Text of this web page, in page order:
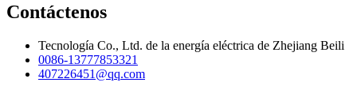
Contáctenos
Tecnología Co., Ltd. de la energía eléctrica de Zhejiang Beili
0086-13777853321
407226451@qq.com